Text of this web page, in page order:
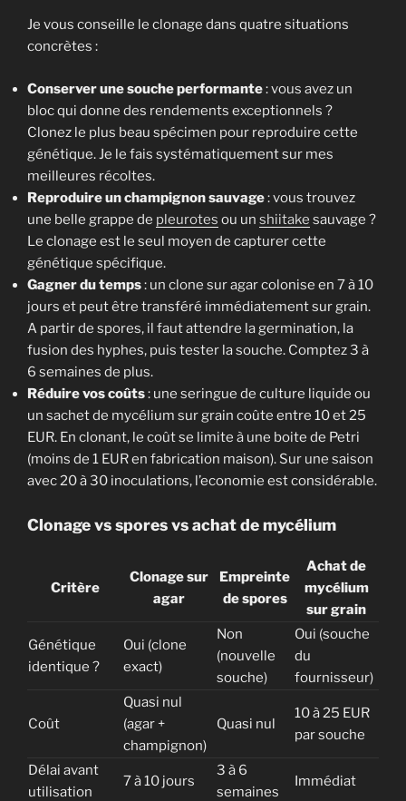
Je vous conseille le clonage dans quatre situations
concrètes :
Conserver une souche performante: vous avez un
bloc qui donne des rendements exceptionnels ?
Clonez le plus beau spécimen pour reproduire cette
génétique. Je le fais systématiquement sur mes
meilleures récoltes.
Reproduire un champignon sauvage: vous trouvez
une belle grappe de pleurotes ou un shiitake sauvage ?
Le clonage est le seul moyen de capturer cette
génétique spécifique.
Gagner du temps: un clone sur agar colonise en 7 à 10
jours et peut être transféré immédiatement sur grain.
A partir de spores, il faut attendre la germination, la
fusion des hyphes, puis tester la souche. Comptez 3 à
6 semaines de plus.
Réduire vos coûts: une seringue de culture liquide ou
un sachet de mycélium sur grain coûte entre 10 et 25
EUR. En clonant, le coût se limite à une boite de Petri
(moins de 1 EUR en fabrication maison). Sur une saison
avec 20 à 30 inoculations, l’economie est considérable.
Clonage vs spores vs achat de mycélium
Critère
Clonage sur
agar
Empreinte
de spores
Achat de
mycélium
sur grain
Génétique
identique ?
Oui (clone
exact)
Non
(nouvelle
souche)
Oui (souche
du
fournisseur)
Coût
Quasi nul
(agar +
champignon)
Quasi nul
10 à 25 EUR
par souche
Délai avant
utilisation
7 à 10 jours
3 à 6
semaines
Immédiat